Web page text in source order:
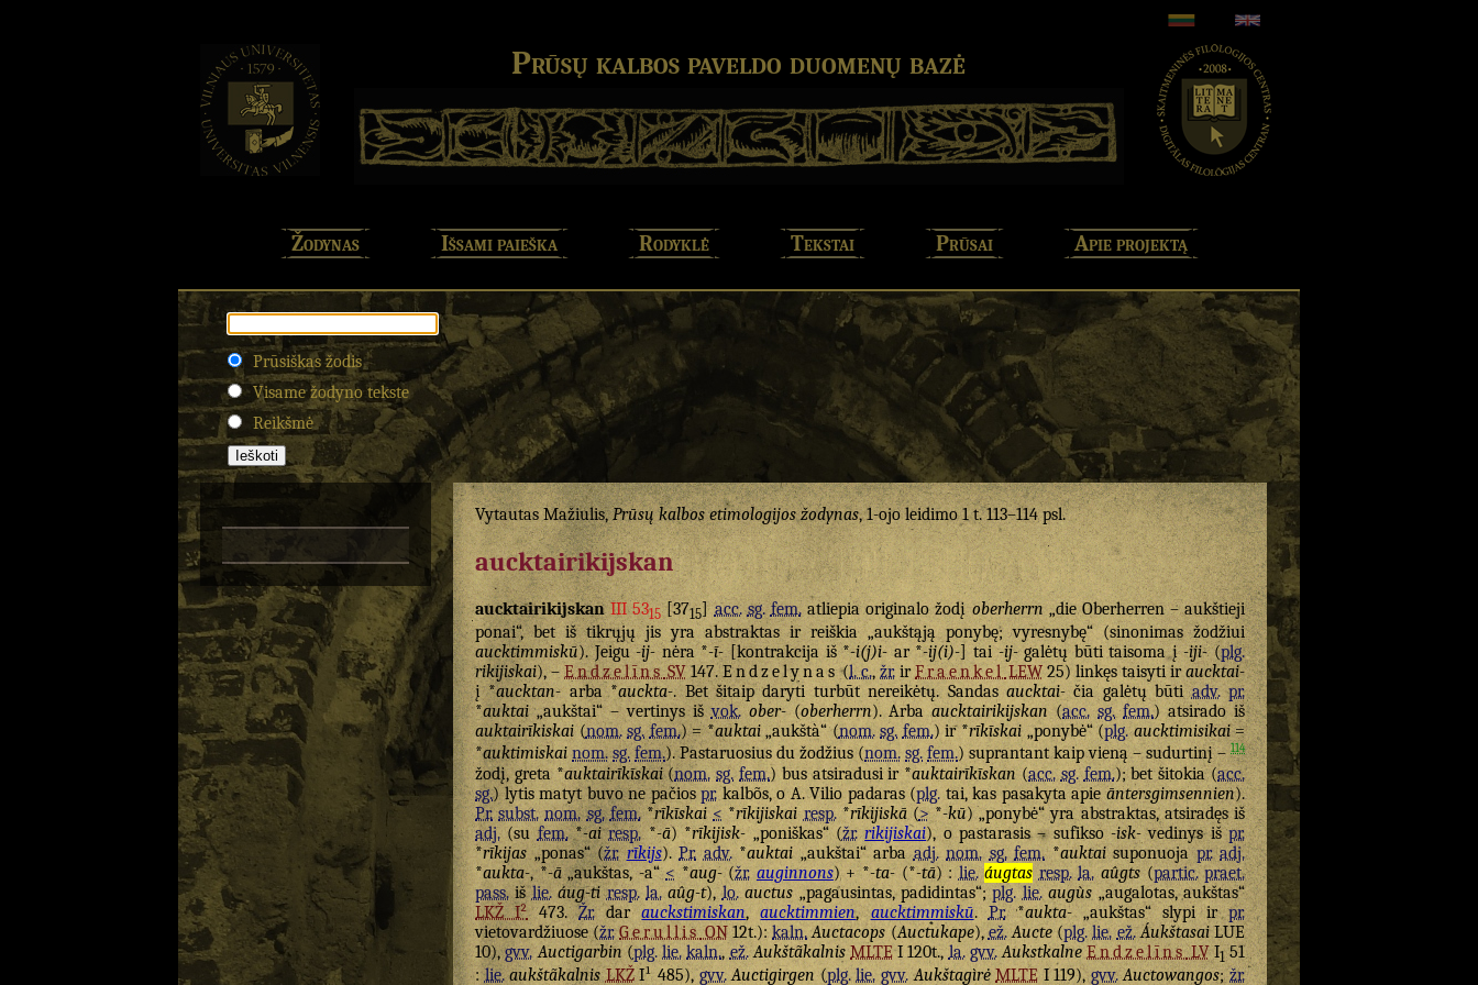
Prūsų kalbos paveldo duomenų bazė
Žodynas Išsami paieška Rodyklė Tekstai Prūsai Apie projektą
Prūsiškas žodis
Visame žodyno tekste
Reikšmė
Vytautas Mažiulis,Prūsų kalbos etimologijos žodynas, 1-ojo leidimo 1 t. 113–114 psl.
aucktairikijskan
aucktairikijskan III 5315[3715]acc. sg. fem.atliepia originalo žodįoberherrn „die Oberherren – aukštieji
ponai“, bet iš tikrųjų jis yra abstraktas ir reiškia „aukštąją ponybę; vyresnybę“ (sinonimas žodžiui
aucktimmiskū). Jeigu-ij-nėra *-ī-[kontrakcija iš *-i(j)i-ar *-ij(i)-] tai-ij-galėtų būti taisoma į-iji-(plg.
rikijiskai), – EndzelīnsSV147.Endzelynas(l. c.,žr. irFraenkel LEW25) linkęs taisyti iraucktai-
į *aucktan-arba *auckta-. Bet šitaip daryti turbūt nereikėtų. Sandasaucktai-čia galėtų būtiadv. pr.
*auktai„aukštai“ – vertinys išvok. ober-(oberherrn). Arbaaucktairikijskan(acc. sg. fem.) atsirado iš
auktairīkiskai (nom. sg. fem.) = *auktai„aukštà“ (nom. sg. fem.) ir *rīkīskai„ponybė“ (plg. aucktimisikai=
*auktimiskai nom. sg. fem.). Pastaruosius du žodžius (nom. sg. fem.) suprantant kaip vieną – sudurtinį – 114
žodį, greta *auktairīkīskai(nom. sg. fem.) bus atsiradusi ir *auktairīkīskan (acc. sg. fem.); bet šitokia (acc.
sg.) lytis matyt buvo ne pačiospr.kalbõs, o A. Vilio padaras (plg. tai, kas pasakyta apieāntersgimsennien).
Pr. subst. nom. sg. fem.*rīkīskai <*rīkijiskai resp.*rīkijiskā(>*-kū) „ponybė“ yra abstraktas, atsiradęs iš
adj.(sufem.*-ai resp.*-ā) *rīkijisk-„poniškas“ (žr. rikijiskai), o pastarasis – sufikso-isk-vedinys išpr.
*rīkijas „ponas“ (žr. rīkijs).Pr. adv.*auktai„aukštai“ arbaadj. nom. sg. fem.*auktaisuponuojapr. adj.
*aukta-, *-ā„aukštas, -a“< *aug-(žr. auginnons) + *-ta- (*-tā) :lie. áugtas resp. la. aûgts(partic. praet.
pass. išlie. áug-ti resp. la. aûg-t),lo. auctus„pagausintas, padidintas“;plg. lie. augùs „augalotas, aukštas“
LKŽ I²473.Žr.darauckstimiskan,aucktimmien,aucktimmiskū.Pr.*aukta-„aukštas“ slypi irpr.
vietovardžiuose (žr. Gerullis ON12t.):kaln. Auctacops(Auctukape), ež. Aucte(plg. lie. ež. ÁukštasaiLUE
10),gvv. Auctigarbin(plg. lie. kaln., ež. Aukštãkalnis MLTEI 120t.,la. gvv. Aukstkalne EndzelīnsLVI151
:lie. aukštãkalnis LKŽI¹ 485),gvv. Auctigirgen(plg. lie. gvv. Aukštagìrė MLTEI 119),gvv. Auctowangos;žr.